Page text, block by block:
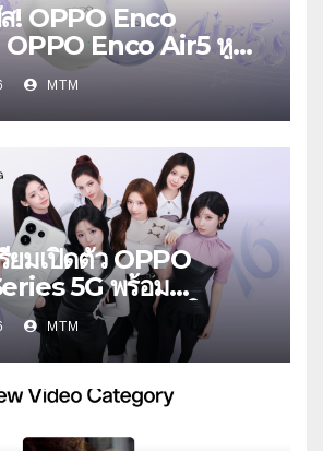
! OPPO Enco
OPPO Enco Air5 หูฟัง
ม่ล่าสุด มาพร้อมระบบ
น เบาสบายเหมือนไม่ได้
MTM
ยมเปิดตัว OPPO
5G พร้อม
ใน
Girls ชวนสัมผัส
ถ่ายภาพมุมกว้างพิเศษที่
อีกขั้น กับ 4 สี 4 เทรนดี้
MTM